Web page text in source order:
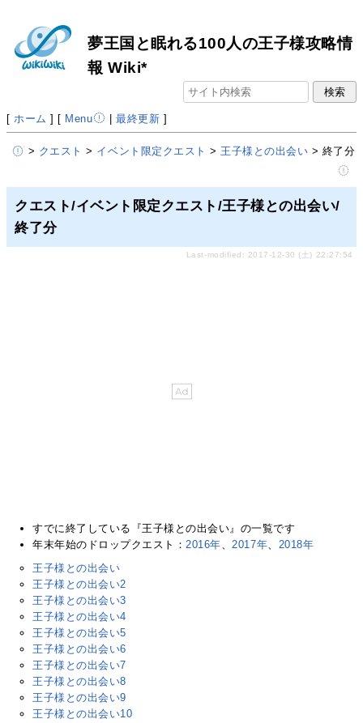
夢王国と眠れる100人の王子様攻略情
報 Wiki*
[ ホーム ] [ Menu |最終更新 ]
> クエスト > イベント限定クエスト >王子様との出会い > 終了分
クエスト/イベント限定クエスト/王子様との出会い/
終了分
Last-modified: 2017-12-30 (土) 22:27:54
すでに終了している『王子様との出会い』の一覧です
年末年始のドロップクエスト：2016年、2017年、 2018年
王子様との出会い
王子様との出会い2
王子様との出会い3
王子様との出会い4
王子様との出会い5
王子様との出会い6
王子様との出会い7
王子様との出会い8
王子様との出会い9
王子様との出会い10